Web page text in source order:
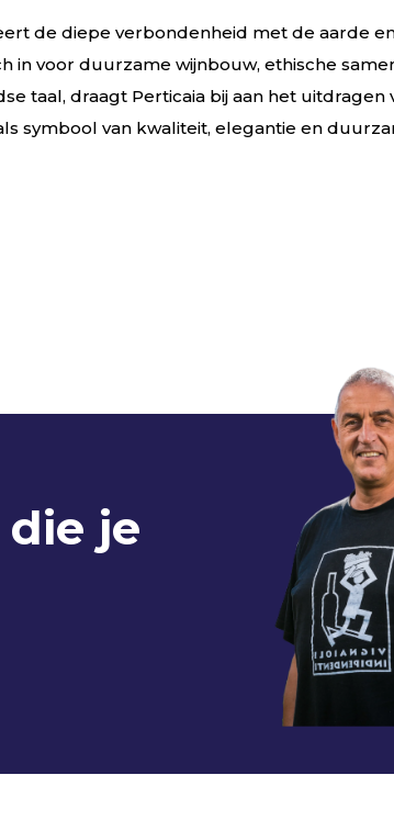
de diepe verbondenheid met de aarde
in voor duurzame wijnbouw, ethische
taal, draagt Perticaia bij aan het uitdragen
symbool van kwaliteit, elegantie en
je